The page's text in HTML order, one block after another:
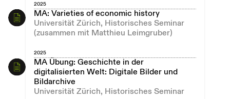
2025
MA: Varieties of economic history
Universität Zürich, Historisches Seminar
(zusammen mit Matthieu Leimgruber)
2025
MA Übung: Geschichte in der
digitalisierten Welt: Digitale Bilder und
Bildarchive
Universität Zürich, Historisches Seminar